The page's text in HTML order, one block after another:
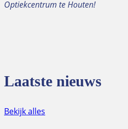
Optiekcentrum te Houten!
Laatste nieuws
Bekijk alles